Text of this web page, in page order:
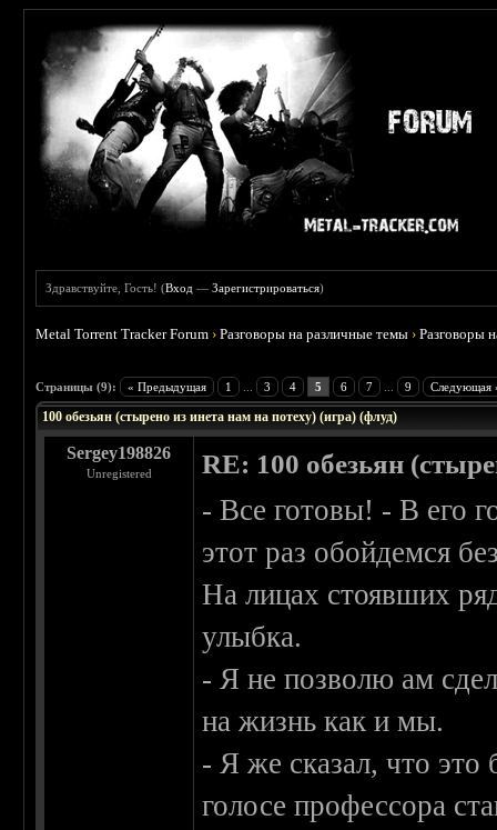
Здравствуйте, Гость! (Вход —Зарегистрироваться)
Metal Torrent Tracker Forum ›Разговоры на различные темы ›Разговоры
Страницы (9): « Предыдущая 1 3 4 5 6 7 9 Следующая
100 обезьян (стырено из инета нам на потеху) (игра) (флуд)
Sergey198826
Unregistered RE: 100 обезьян
- Все готовы! - В его
этот раз обойдемся
На лицах стоявших
улыбка.
- Я не позволю ам
на жизнь как и мы.
- Я же сказал, что это
голосе профессора